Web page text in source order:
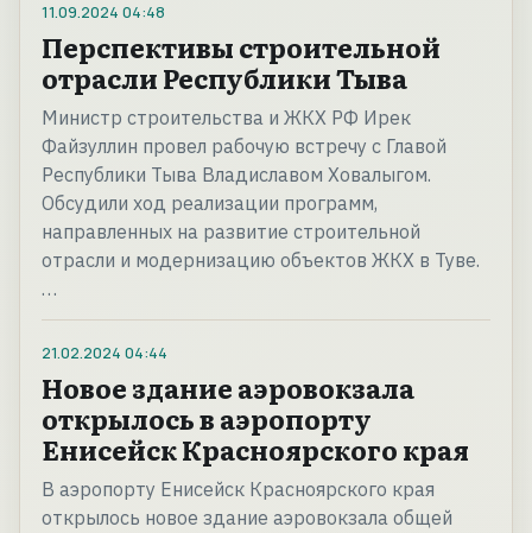
11.09.2024 04:48
Перспективы строительной
отрасли Республики Тыва
Министр строительства и ЖКХ РФ Ирек
Файзуллин провел рабочую встречу с Главой
Республики Тыва Владиславом Ховалыгом.
Обсудили ход реализации программ,
направленных на развитие строительной
отрасли и модернизацию объектов ЖКХ в Туве.
…
21.02.2024 04:44
Новое здание аэровокзала
открылось в аэропорту
Енисейск Красноярского края
В аэропорту Енисейск Красноярского края
открылось новое здание аэровокзала общей